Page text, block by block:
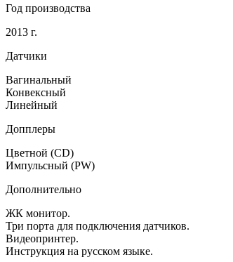
Год производства
2013 г.
Датчики
Вагинальный
Конвексный
Линейный
Допплеры
Цветной (CD)
Импульсный (PW)
Дополнительно
ЖК монитор.
Три порта для подключения датчиков.
Видеопринтер.
Инструкция на русском языке.